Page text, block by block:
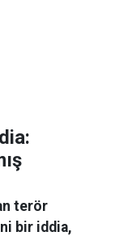
terör
bir iddia,